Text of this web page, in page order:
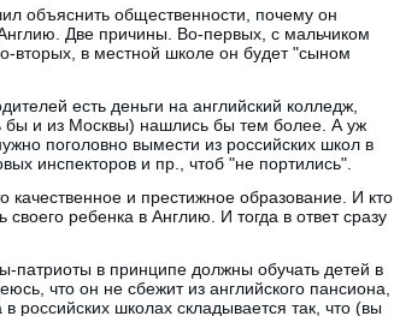
объяснить общественности, почему он
Две причины. Во-первых, с мальчиком
вторых, в местной школе он будет "сыном
есть деньги на английский колледж,
бы и из Москвы) нашлись бы тем более. А уж
поголовно вымести из российских школ в
инспекторов и пр., чтоб "не портились".
качественное и престижное образование. И кто
ребенка в Англию. И тогда в ответ сразу
патриоты в принципе должны обучать детей в
что он не сбежит из английского пансиона,
российских школах складывается так, что (вы